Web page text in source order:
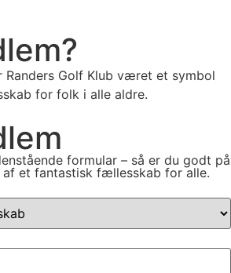
Randers Golf Klub været et symbol
for folk i alle aldre.
formular – så er du godt på
et fantastisk fællesskab for alle.